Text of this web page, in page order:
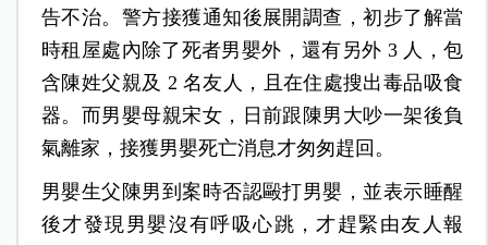
告不治。警方接獲通知後展開調查，初步了解當
時租屋處內除了死者男嬰外，還有另外 3 人，包
含陳姓父親及 2 名友人，且在住處搜出毒品吸食
器。而男嬰母親宋女，日前跟陳男大吵一架後負
氣離家，接獲男嬰死亡消息才匆匆趕回。
男嬰生父陳男到案時否認毆打男嬰，並表示睡醒
後才發現男嬰沒有呼吸心跳，才趕緊由友人報